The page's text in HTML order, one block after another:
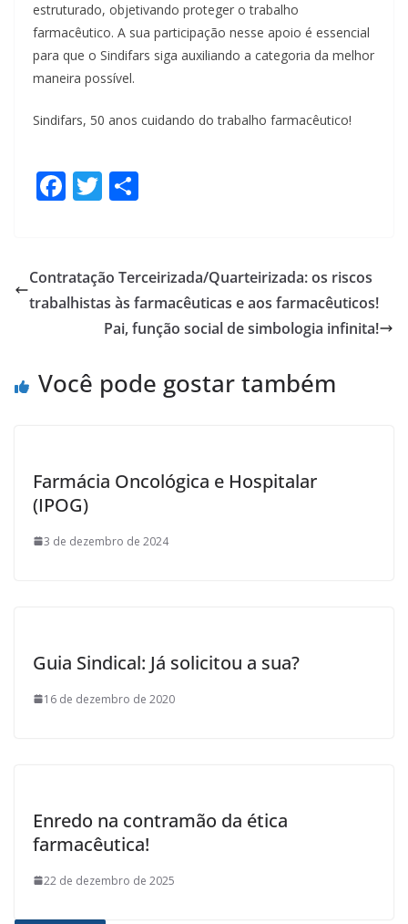
estruturado, objetivando proteger o trabalho
farmacêutico. A sua participação nesse apoio é essencial
para que o Sindifars siga auxiliando a categoria da melhor
maneira possível.
Sindifars, 50 anos cuidando do trabalho farmacêutico!
F
b
o
T
er e
Contratação Terceirizada/Quarteirizada: os riscos
trabalhistas às farmacêuticas e aos farmacêuticos!
Pai, função social de simbologia infinita!
Você pode gostar também
Farmácia Oncológica e Hospitalar
(IPOG)
3 de dezembro de 2024
Guia Sindical: Já solicitou a sua?
16 de dezembro de 2020
Enredo na contramão da ética
farmacêutica!
22 de dezembro de 2025